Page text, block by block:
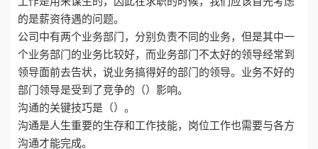
的是薪资待遇的问题。
公司中有两个业务部门，分别负责不同的业务，但是其中一
个业务部门的业务比较好，而业务部门不太好的领导经常到
领导面前去告状，说业务搞得好的部门的领导。业务不好的
部门领导是受到了竞争的（）影响。
沟通的关键技巧是（）。
沟通是人生重要的生存和工作技能，岗位工作也需要与各方
沟通才能完成。